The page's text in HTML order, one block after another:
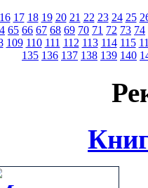
16 17 18 19 20 21 22 23 24 25
65 66 67 68 69 70 71 72 73 74
109 110 111 112 113 114 115
135 136 137 138 139 140